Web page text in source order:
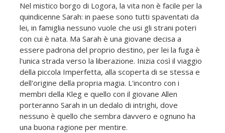
Nel mistico borgo di Logora, la vita non è facile per la
quindicenne Sarah: in paese sono tutti spaventati da
lei, in famiglia nessuno vuole che usi gli strani poteri
con cui è nata. Ma Sarah è una giovane decisa a
essere padrona del proprio destino, per lei la fuga è
l'unica strada verso la liberazione. Inizia così il viaggio
della piccola Imperfetta, alla scoperta di se stessa e
dell'origine della propria magia. L'incontro con i
membri della Kleg e quello con il giovane Allen
porteranno Sarah in un dedalo di intrighi, dove
nessuno è quello che sembra davvero e ognuno ha
una buona ragione per mentire.